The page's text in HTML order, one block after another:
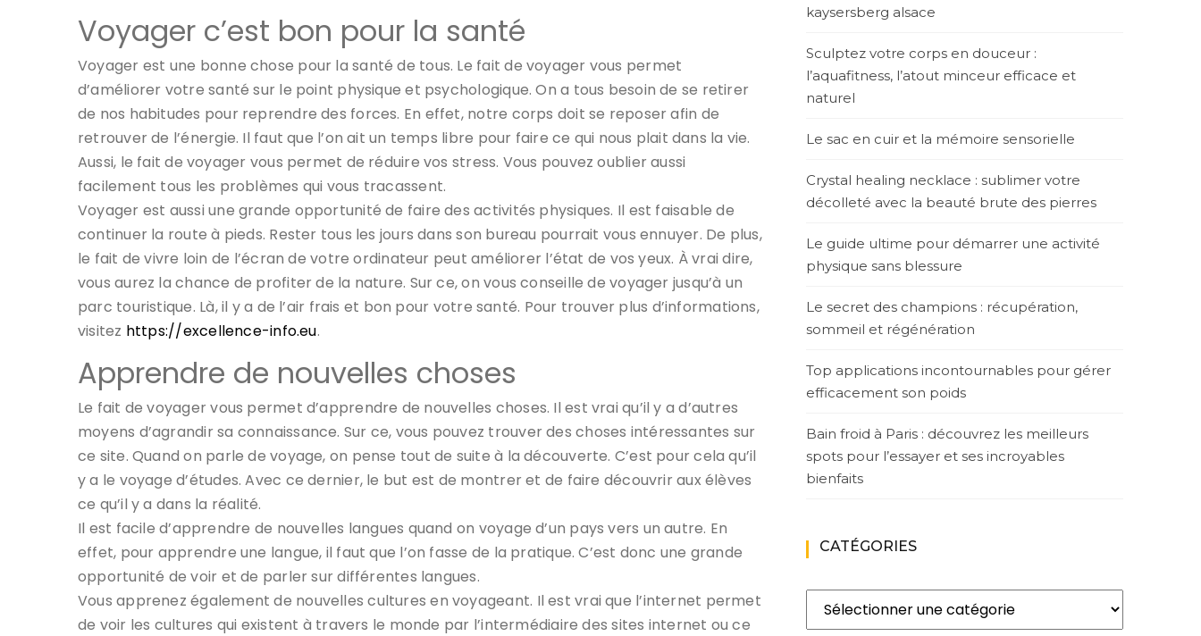
Voyager c’est bon pour la santé
Voyager est une bonne chose pour la santé de tous. Le fait de voyager vous permet
d’améliorer votre santé sur le point physique et psychologique. On a tous besoin de se retirer
de nos habitudes pour reprendre des forces. En effet, notre corps doit se reposer afin de
retrouver de l’énergie. Il faut que l’on ait un temps libre pour faire ce qui nous plait dans la vie.
Aussi, le fait de voyager vous permet de réduire vos stress. Vous pouvez oublier aussi
facilement tous les problèmes qui vous tracassent.
Voyager est aussi une grande opportunité de faire des activités physiques. Il est faisable de
continuer la route à pieds. Rester tous les jours dans son bureau pourrait vous ennuyer. De plus,
le fait de vivre loin de l’écran de votre ordinateur peut améliorer l’état de vos yeux. À vrai dire,
vous aurez la chance de profiter de la nature. Sur ce, on vous conseille de voyager jusqu’à un
parc touristique. Là, il y a de l’air frais et bon pour votre santé. Pour trouver plus d’informations,
visitez https://excellence-info.eu.
Apprendre de nouvelles choses
Le fait de voyager vous permet d’apprendre de nouvelles choses. Il est vrai qu’il y a d’autres
moyens d’agrandir sa connaissance. Sur ce, vous pouvez trouver des choses intéressantes sur
ce site. Quand on parle de voyage, on pense tout de suite à la découverte. C’est pour cela qu’il
y a le voyage d’études. Avec ce dernier, le but est de montrer et de faire découvrir aux élèves
ce qu’il y a dans la réalité.
Il est facile d’apprendre de nouvelles langues quand on voyage d’un pays vers un autre. En
effet, pour apprendre une langue, il faut que l’on fasse de la pratique. C’est donc une grande
opportunité de voir et de parler sur différentes langues.
Vous apprenez également de nouvelles cultures en voyageant. Il est vrai que l’internet permet
de voir les cultures qui existent à travers le monde par l’intermédiaire des sites internet ou ce
kaysersberg alsace
Sculptez votre corps en douceur :
l’aquafitness, l’atout minceur efficace et
naturel
Le sac en cuir et la mémoire sensorielle
Crystal healing necklace : sublimer votre
décolleté avec la beauté brute des pierres
Le guide ultime pour démarrer une activité
physique sans blessure
Le secret des champions : récupération,
sommeil et régénération
Top applications incontournables pour gérer
efficacement son poids
Bain froid à Paris : découvrez les meilleurs
spots pour l’essayer et ses incroyables
bienfaits
CATÉGORIES
Catégories